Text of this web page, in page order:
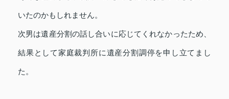
いたのかもしれません。
次男は遺産分割の話し合いに応じてくれなかったため、
結果として家庭裁判所に遺産分割調停を申し立てまし
た。